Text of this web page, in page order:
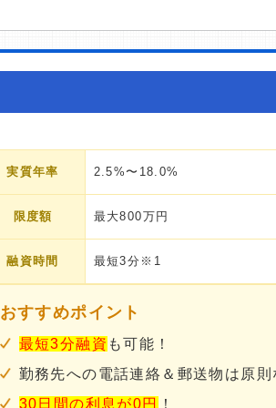
実質年率 2.5%〜18.0%
限度額 最大800万円
融資時間 最短3分※1
おすすめポイント
最短3分融資 も可能！
勤務先への電話連絡＆郵送物は原則
30日間の利息が0円
！